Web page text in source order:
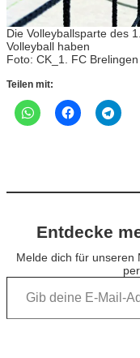
Die Volleyballsparte des
Volleyball haben
Foto: CK_1. FC Brelingen
Teilen mit:
Entdecke
Melde dich für unseren
Gib deine E-Mail-Adresse ein …